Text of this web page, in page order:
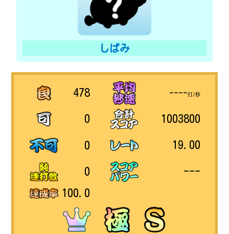
しばみ
478
0
0
0
100.0
----打/秒
1003800
19.00
---